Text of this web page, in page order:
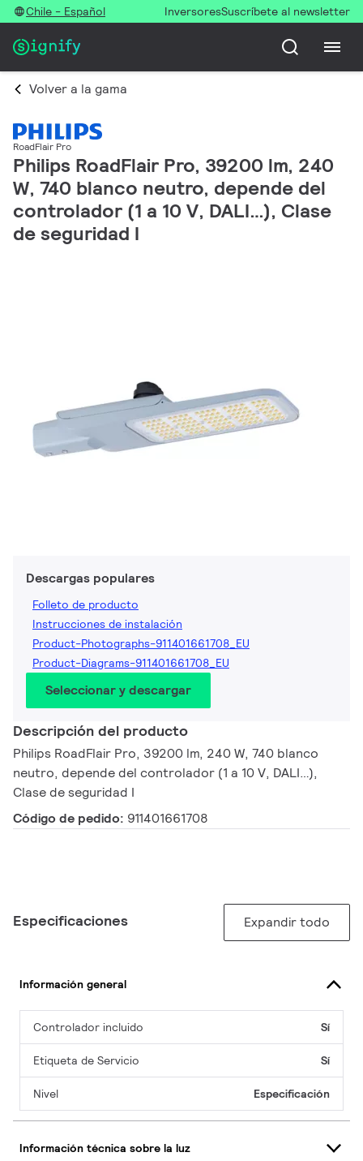
Chile - Español InversoresSuscríbete al newsletter
Volver a la gama
RoadFlair Pro
Philips RoadFlair Pro, 39200 lm, 240
W, 740 blanco neutro, depende del
controlador (1 a 10 V, DALI…), Clase
de seguridad I
Descargas populares
Folleto de producto
Instrucciones de instalación
Product-Photographs-911401661708_EU
Product-Diagrams-911401661708_EU
Seleccionar y descargar
Descripción del producto
Philips RoadFlair Pro, 39200 lm, 240 W, 740 blanco
neutro, depende del controlador (1 a 10 V, DALI…),
Clase de seguridad I
Código de pedido: 911401661708
Especificaciones Expandir todo
Información general
Controlador incluido Sí
Etiqueta de Servicio Sí
Nivel Especificación
Información técnica sobre la luz